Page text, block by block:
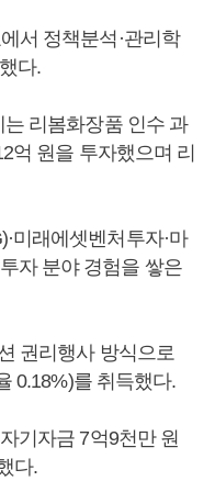
서 정책분석·관리학
다.
리봄화장품 인수 과
억 원을 투자했으며 리
미래에셋벤처투자·마
자 분야 경험을 쌓은
권리행사 방식으로
0.18%)를 취득했다.
기자금 7억9천만 원
다.